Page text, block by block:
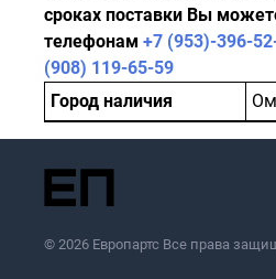
сроках поставки Вы
телефонам +7 (953)-396-
(908) 119-65-59
Город наличия
© 2026 Европартс Все права